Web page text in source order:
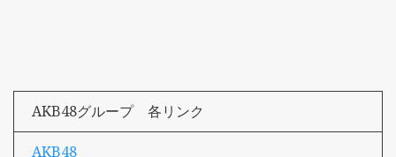
AKB48グループ 各リンク
AKB48